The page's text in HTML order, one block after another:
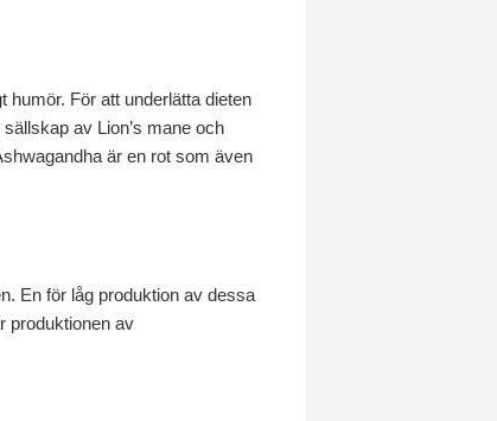
humör. För att underlätta dieten
av Lion’s mane och
är en rot som även
En för låg produktion av dessa
produktionen av